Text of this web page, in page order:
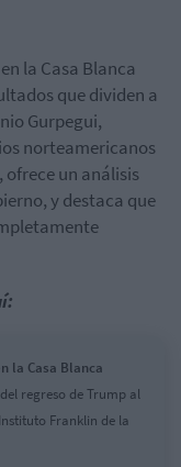
la Casa Blanca
que dividen a
Gurpegui,
norteamericanos
ofrece un análisis
y destaca que
la Casa Blanca
regreso de Trump al
Franklin de la